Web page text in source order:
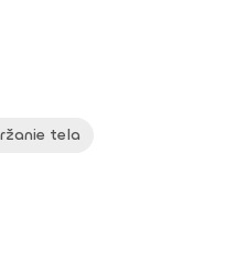
tela